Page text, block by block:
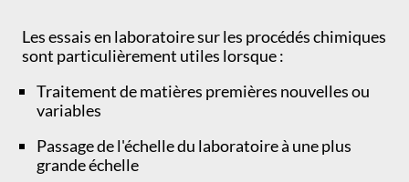
Les essais en laboratoire sur les procédés chimiques
sont particulièrement utiles lorsque :
Traitement de matières premières nouvelles ou
variables
Passage de l'échelle du laboratoire à une plus
grande échelle